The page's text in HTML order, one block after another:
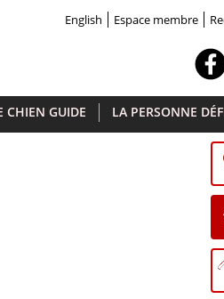
English Espace membre
CHIEN GUIDE LA PERSONNE